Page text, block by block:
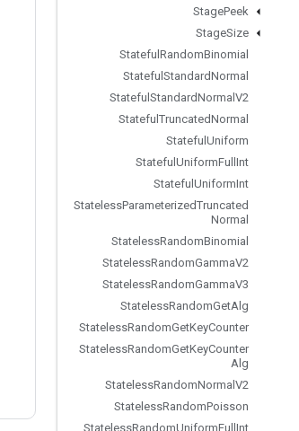
StagePeek
StageSize
Stateful RandomBinomial
Stateful StandardNormal
Stateful StandardNormal V2
Stateful TruncatedNormal
Stateful Uniform
Stateful UniformFull Int
Stateful UniformInt
StatelessParameterizedTruncated
Normal
StatelessRandomBinomial
StatelessRandomGammaV2
StatelessRandomGammaV3
StatelessRandomGetAlg
StatelessRandomGetKeyCounter
StatelessRandomGetKeyCounter
Alg
StatelessRandomNormal V2
StatelessRandomPoisson
StatelessRandomUniformFull Int